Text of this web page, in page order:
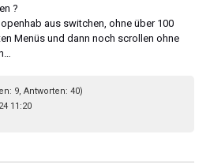
?
aus switchen, ohne über 100
Menüs und dann noch scrollen ohne
9, Antworten: 40)
11:20